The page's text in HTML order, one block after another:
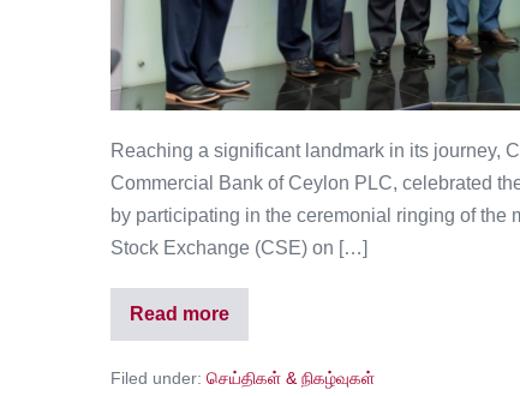
Reaching a significant landmark in its journey,
Commercial Bank of Ceylon PLC, celebrated
by participating in the ceremonial ringing of the
Stock Exchange (CSE) on […]
Read more
Filed under: செய்திகள் & நிகழ்வுகள்